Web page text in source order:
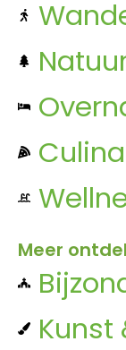
Meer
Kunst